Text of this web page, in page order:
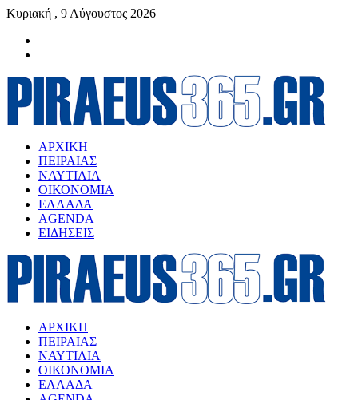
Κυριακή , 9 Αύγουστος 2026
ΑΡΧΙΚΗ
ΠΕΙΡΑΙΑΣ
ΝΑΥΤΙΛΙΑ
ΟΙΚΟΝΟΜΙΑ
ΕΛΛΑΔΑ
AGENDA
ΕΙΔΗΣΕΙΣ
ΑΡΧΙΚΗ
ΠΕΙΡΑΙΑΣ
ΝΑΥΤΙΛΙΑ
ΟΙΚΟΝΟΜΙΑ
ΕΛΛΑΔΑ